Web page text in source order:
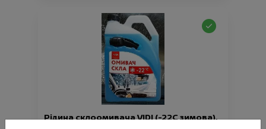
Рідина склоомивача VIDI (-22С зимова),